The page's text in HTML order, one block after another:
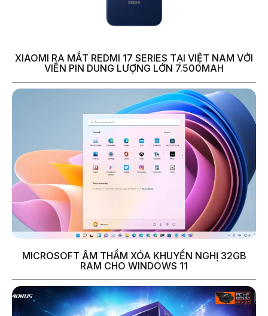
XIAOMI RA MẮT REDMI 17 SERIES TẠI VIỆT NAM VỚI
VIÊN PIN DUNG LƯỢNG LỚN 7.500MAH
MICROSOFT ÂM THẦM XÓA KHUYẾN NGHỊ 32GB
RAM CHO WINDOWS 11